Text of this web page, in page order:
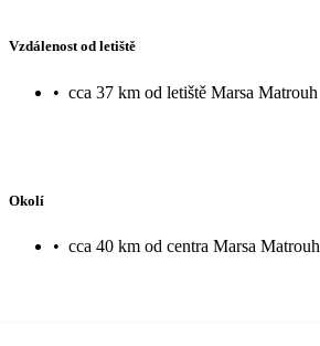
Vzdálenost od letiště
• cca 37 km od letiště Marsa Matrouh
Okolí
• cca 40 km od centra Marsa Matrouh